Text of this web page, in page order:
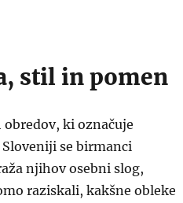
stil in pomen
ki označuje
se birmanci
njihov osebni slog,
raziskali, kakšne obleke